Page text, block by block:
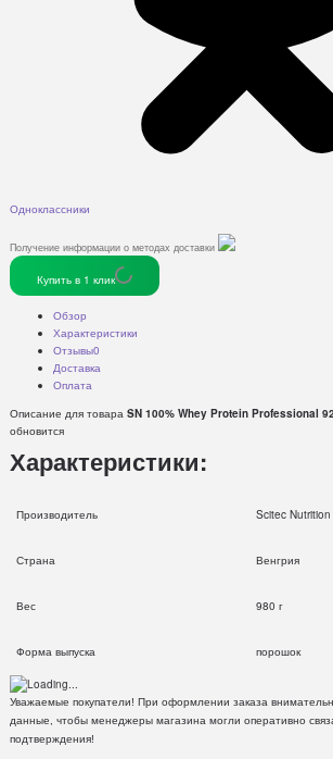
Одноклассники
Получение информации о методах доставки
Купить в 1 клик
Обзор
Характеристики
Отзывы0
Доставка
Оплата
Описание для товара SN 100% Whey Protein Professional
обновится
Характеристики:
Производитель Scitec Nutrition
Страна Венгрия
Вес 980 г
Форма выпуска порошок
Уважаемые покупатели! При оформлении заказа
данные, чтобы менеджеры магазина могли оперативно
подтверждения!